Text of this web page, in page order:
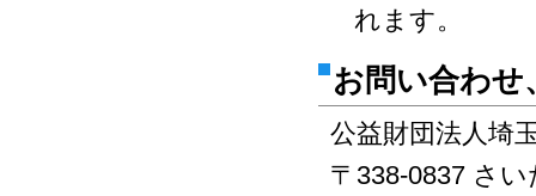
れます。
お問い合わせ
公益財団法人埼
〒338-0837 さ